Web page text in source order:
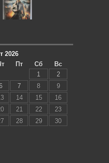
2026
Пт Сб
Вс
1
2
7 8
9
14 15
16
21 22
23
28 29
30